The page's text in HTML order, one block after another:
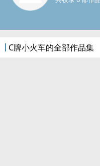
C牌小火车的全部作品集